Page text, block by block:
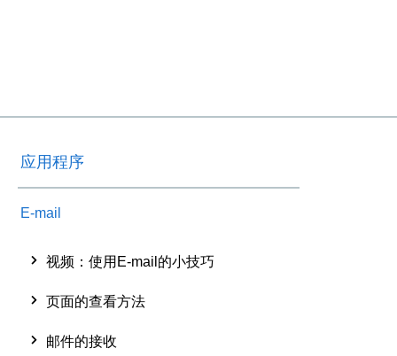
应用程序
E-mail
视频：使用E-mail的小技巧
页面的查看方法
邮件的接收